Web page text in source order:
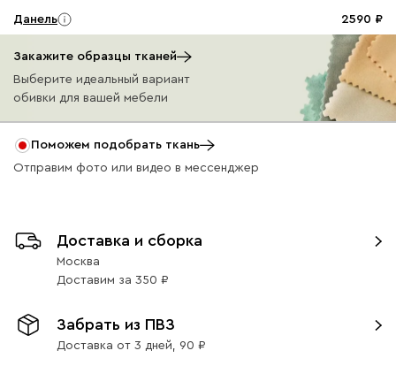
Данель 2590
Бежевый Графит Жёлтый
Айвори (Ivory)
Горчичный
(Mustard)
(Smoke)
Минт
Закажите образцы тканей
Выберите идеальный вариант
обивки для вашей мебели
Поможем подобрать ткань
Отправим фото или видео в мессенджер
Доставка и сборка
Москва
Доставим за 350
Забрать из ПВЗ
Доставка от 3 дней, 90